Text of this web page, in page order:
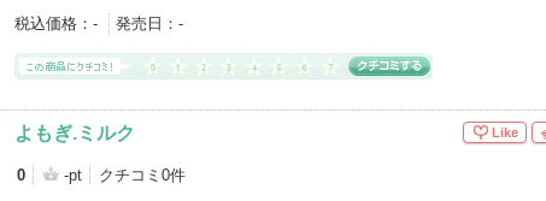
税込価格： - 発売日： -
よもぎ.ミルク
0 -pt クチコミ0件
Like